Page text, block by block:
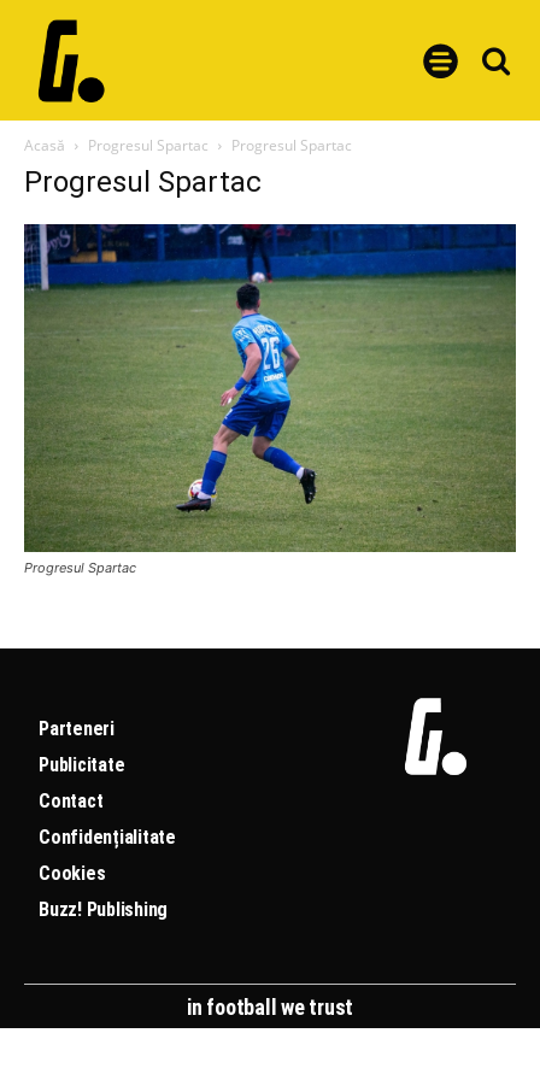
Acasă Progresul Spartac Progresul Spartac
Progresul Spartac
Progresul Spartac
Parteneri
Publicitate
Contact
Confidențialitate
Cookies
Buzz! Publishing
in football we trust